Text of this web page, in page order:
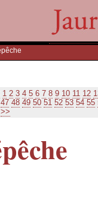
1 2 3 4 5 6 7 8 9 10 11 12
47 48 49 50 51 52 53 54 55
>>